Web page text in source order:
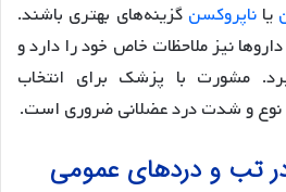
یاناپروکسن گزینه‌های بهتری باشند.
نیز ملاحظات خاص خود را دارد و
مشورت با پزشک برای انتخاب
نوع و شدت درد عضلانی ضروری است.
در تب و دردهای عمومی